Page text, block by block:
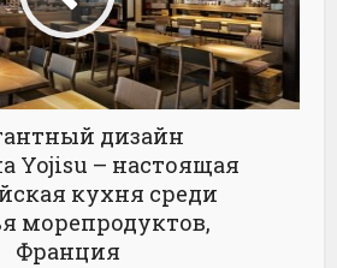
дизайн
Yojisu – настоящая
кухня среди
морепродуктов,
Франция